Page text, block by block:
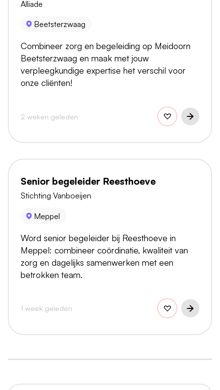
Alliade
Beetsterzwaag
Combineer zorg en begeleiding op Meidoorn
Beetsterzwaag en maak met jouw
verpleegkundige expertise het verschil voor
onze cliënten!
2 weken geleden
Senior begeleider Reesthoeve
Stichting Vanboeijen
Meppel
Word senior begeleider bij Reesthoeve in
Meppel: combineer coördinatie, kwaliteit van
zorg en dagelijks samenwerken met een
betrokken team.
1 week geleden